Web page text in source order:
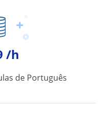
/h
de Português